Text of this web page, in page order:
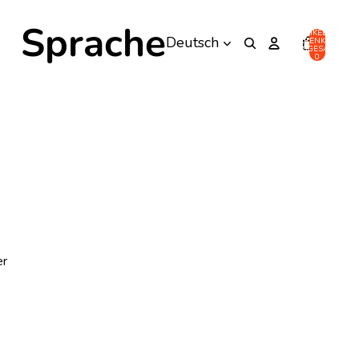
Sprache ARTIKEL IM
WARENKORB
INSGESAMT:
0